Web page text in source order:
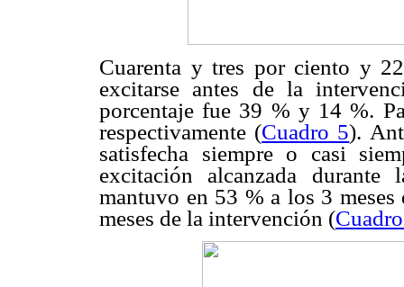
Cuarenta y tres por ciento y 22
excitarse antes de la
porcentaje fue 39 % y 14 %.
respectivamente (Cuadro 5).
satisfecha siempre o casi
excitación alcanzada
mantuvo en 53 % a los 3
meses de la intervención (